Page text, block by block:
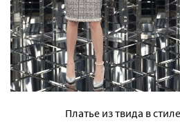
Платье из твида в